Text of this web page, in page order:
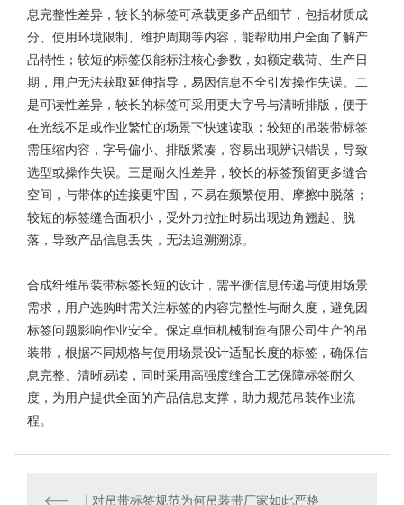
息完整性差异，较长的标签可承载更多产品细节，包括材质成
分、使用环境限制、维护周期等内容，能帮助用户全面了解产
品特性；较短的标签仅能标注核心参数，如额定载荷、生产日
期，用户无法获取延伸指导，易因信息不全引发操作失误。二
是可读性差异，较长的标签可采用更大字号与清晰排版，便于
在光线不足或作业繁忙的场景下快速读取；较短的吊装带标签
需压缩内容，字号偏小、排版紧凑，容易出现辨识错误，导致
选型或操作失误。三是耐久性差异，较长的标签预留更多缝合
空间，与带体的连接更牢固，不易在频繁使用、摩擦中脱落；
较短的标签缝合面积小，受外力拉扯时易出现边角翘起、脱
落，导致产品信息丢失，无法追溯溯源。
合成纤维吊装带标签长短的设计，需平衡信息传递与使用场景
需求，用户选购时需关注标签的内容完整性与耐久度，避免因
标签问题影响作业安全。保定卓恒机械制造有限公司生产的吊
装带，根据不同规格与使用场景设计适配长度的标签，确保信
息完整、清晰易读，同时采用高强度缝合工艺保障标签耐久
度，为用户提供全面的产品信息支撑，助力规范吊装作业流
程。
对吊带标签规范为何吊装带厂家如此严格